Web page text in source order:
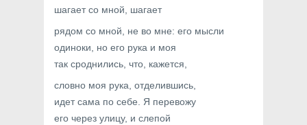
шагает со мной, шагает
рядом со мной, не во мне: его мысли
одиноки, но его рука и моя
так сроднились, что, кажется,
словно моя рука, отделившись,
идет сама по себе. Я перевожу
его через улицу, и слепой